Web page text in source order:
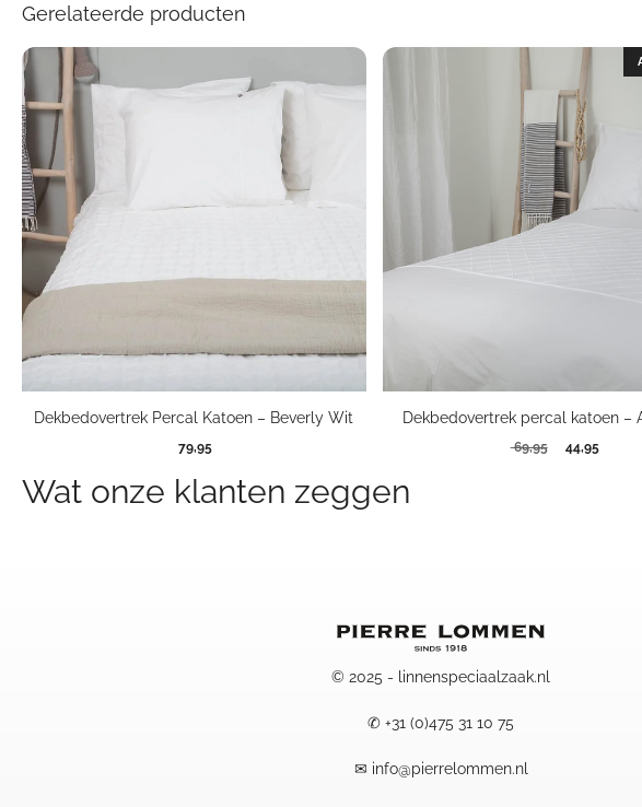
Gerelateerde producten
Dekbedovertrek Percal Katoen – Beverly Wit
79,95
Dekbedovertrek percal katoen –
69,95 44,95Huidige
Wat onze klanten zeggen
© 2025 - linnenspeciaalzaak.nl
✆ +31 (0)475 31 10 75
✉ info@pierrelommen.nl